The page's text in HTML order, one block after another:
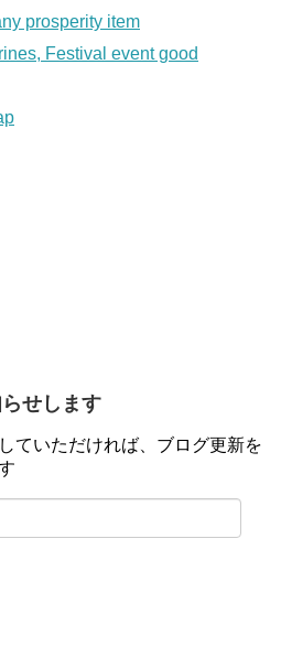
prosperity item
Festival event good
せします
ていただければ、ブログ更新を